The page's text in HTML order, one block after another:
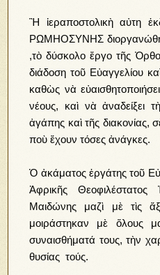
Ἢ ἱεραποστολικὴ αὐτη
ΡΩΜΗΟΣΥΝΗΣ
,τὸ δύσκολο ἔργο τῆς
διάδοση τοῦ Εὐαγγελίου
καθὼς νὰ
νέους, καὶ νὰ ἀναδείξει
ἀγάπης καὶ τῆς διακονίας,
ποὺ ἔχουν τόσες ἀνάγκες.
Ὁ ἀκάματος ἐργάτης τοῦ
Ἀφρικῆς Θεοφιλέστατος
Μαιδώνης μαζὶ μὲ τὶς
μοιράστηκαν μὲ ὅλους
συναισθήματά τους, τὴν
θυσίας τούς.